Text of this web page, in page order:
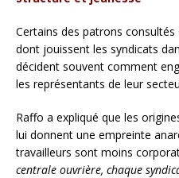
Certains des patrons
dont jouissent les syndicats
décident souvent comment
les représentants de leur
Raffo a expliqué que les
lui donnent une empreinte
travailleurs sont moins
centrale ouvrière, chaque